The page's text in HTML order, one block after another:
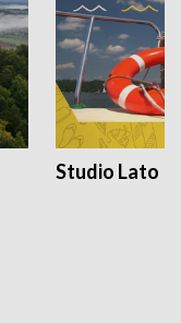
Studio Lato